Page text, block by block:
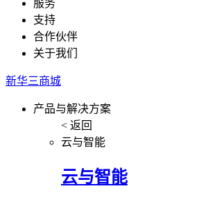
服务
支持
合作伙伴
关于我们
新华三商城
产品与解决方案
< 返回
云与智能
云与智能